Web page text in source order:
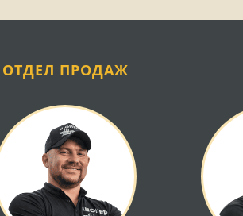
ОТДЕЛ ПРОДАЖ